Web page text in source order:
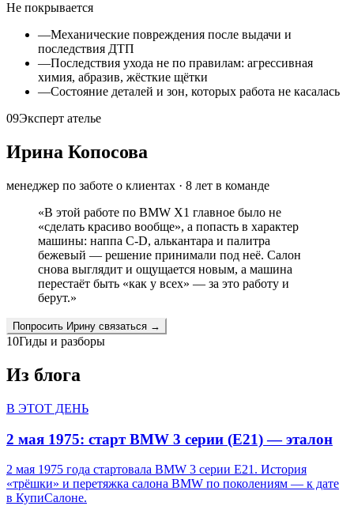
Не покрывается
—Механические повреждения после выдачи и
последствия ДТП
—Последствия ухода не по правилам: агрессивная
химия, абразив, жёсткие щётки
—Состояние деталей и зон, которых работа не касалась
09Эксперт ателье
Ирина Копосова
менеджер по заботе о клиентах · 8 лет в команде
«В этой работе по BMW X1 главное было не
«сделать красиво вообще», а попасть в характер
машины: наппа C-D, алькантара и палитра
бежевый — решение принимали под неё. Салон
снова выглядит и ощущается новым, а машина
перестаёт быть «как у всех» — за это работу и
берут.»
Попросить Ирину связаться →
10Гиды и разборы
Из блога
В ЭТОТ ДЕНЬ
2 мая 1975: старт BMW 3 серии (E21) — эталон
2 мая 1975 года стартовала BMW 3 серии E21. История
«трёшки» и перетяжка салона BMW по поколениям — к дате
в КупиСалоне.